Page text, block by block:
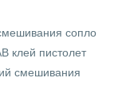
сопло
клей пистолет
смешивания